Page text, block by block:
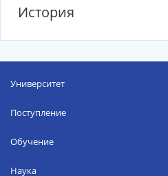
История
Университет
Поступление
Обучение
Наука